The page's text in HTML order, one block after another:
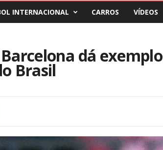
INTERNACIONAL CARROS VÍDEOS
dá exemplo
Brasil